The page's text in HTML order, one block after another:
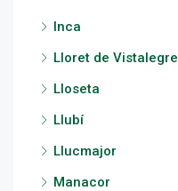
Inca
Lloret de Vistalegre
Lloseta
Llubí
Llucmajor
Manacor